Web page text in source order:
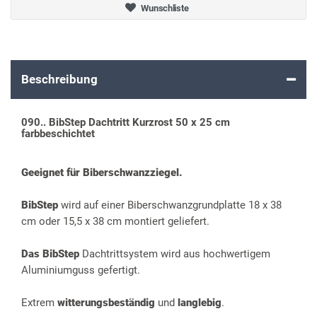
Wunschliste
Beschreibung
090.. BibStep Dachtritt Kurzrost 50 x 25 cm
farbbeschichtet
Geeignet für Biberschwanzziegel.
BibStep wird auf einer Biberschwanzgrundplatte 18 x 38
cm oder 15,5 x 38 cm montiert geliefert.
Das BibStep Dachtrittsystem wird aus hochwertigem
Aluminiumguss gefertigt.
Extrem witterungsbeständig und langlebig.